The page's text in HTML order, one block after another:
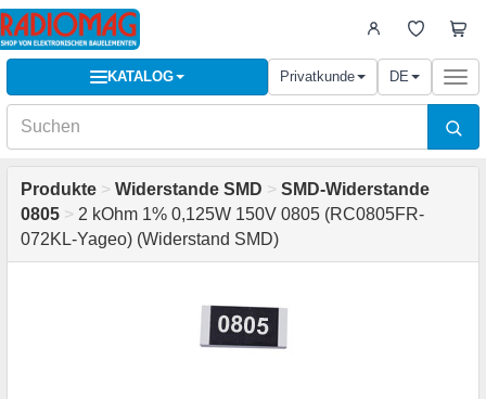
KATALOG Privatkunde DE
Produkte > Widerstande SMD > SMD-Widerstande
0805 > 2 kOhm 1% 0,125W 150V 0805 (RC0805FR-
072KL-Yageo) (Widerstand SMD)